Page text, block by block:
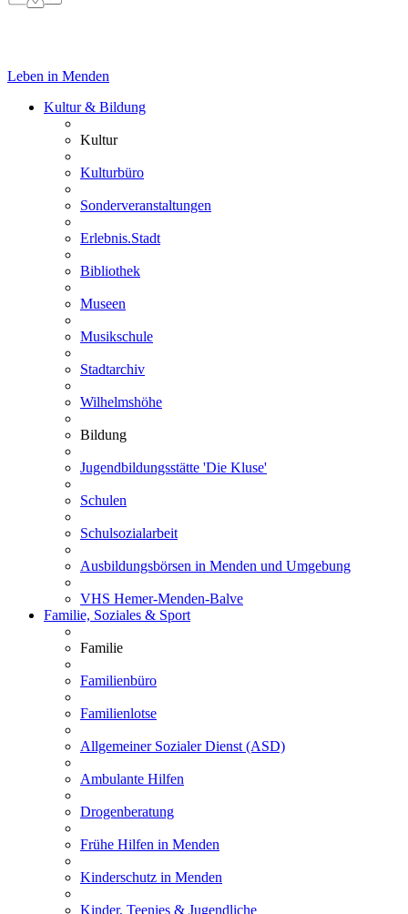
Leben in Menden
Kultur & Bildung
Kultur
Kulturbüro
Sonderveranstaltungen
Erlebnis.Stadt
Bibliothek
Museen
Musikschule
Stadtarchiv
Wilhelmshöhe
Bildung
Jugendbildungsstätte 'Die Kluse'
Schulen
Schulsozialarbeit
Ausbildungsbörsen in Menden und Umgebung
VHS Hemer-Menden-Balve
Familie, Soziales & Sport
Familie
Familienbüro
Familienlotse
Allgemeiner Sozialer Dienst (ASD)
Ambulante Hilfen
Drogenberatung
Frühe Hilfen in Menden
Kinderschutz in Menden
Kinder, Teenies & Jugendliche